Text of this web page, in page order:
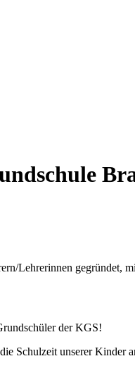
Lehrerinnen gegründet,
der KGS!
Schulzeit unserer Kinder